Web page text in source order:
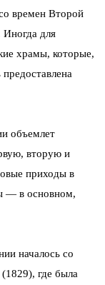
времен Второй
для
храмы, которые,
объемлет
вторую и
приходы в
— в основном,
началось со
где была